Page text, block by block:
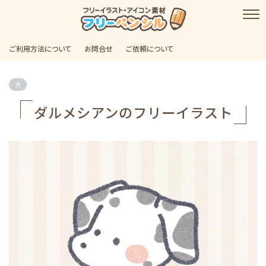
ご利用方法について お問合せ ご依頼について
犬
ダルメシアンのフリーイラスト